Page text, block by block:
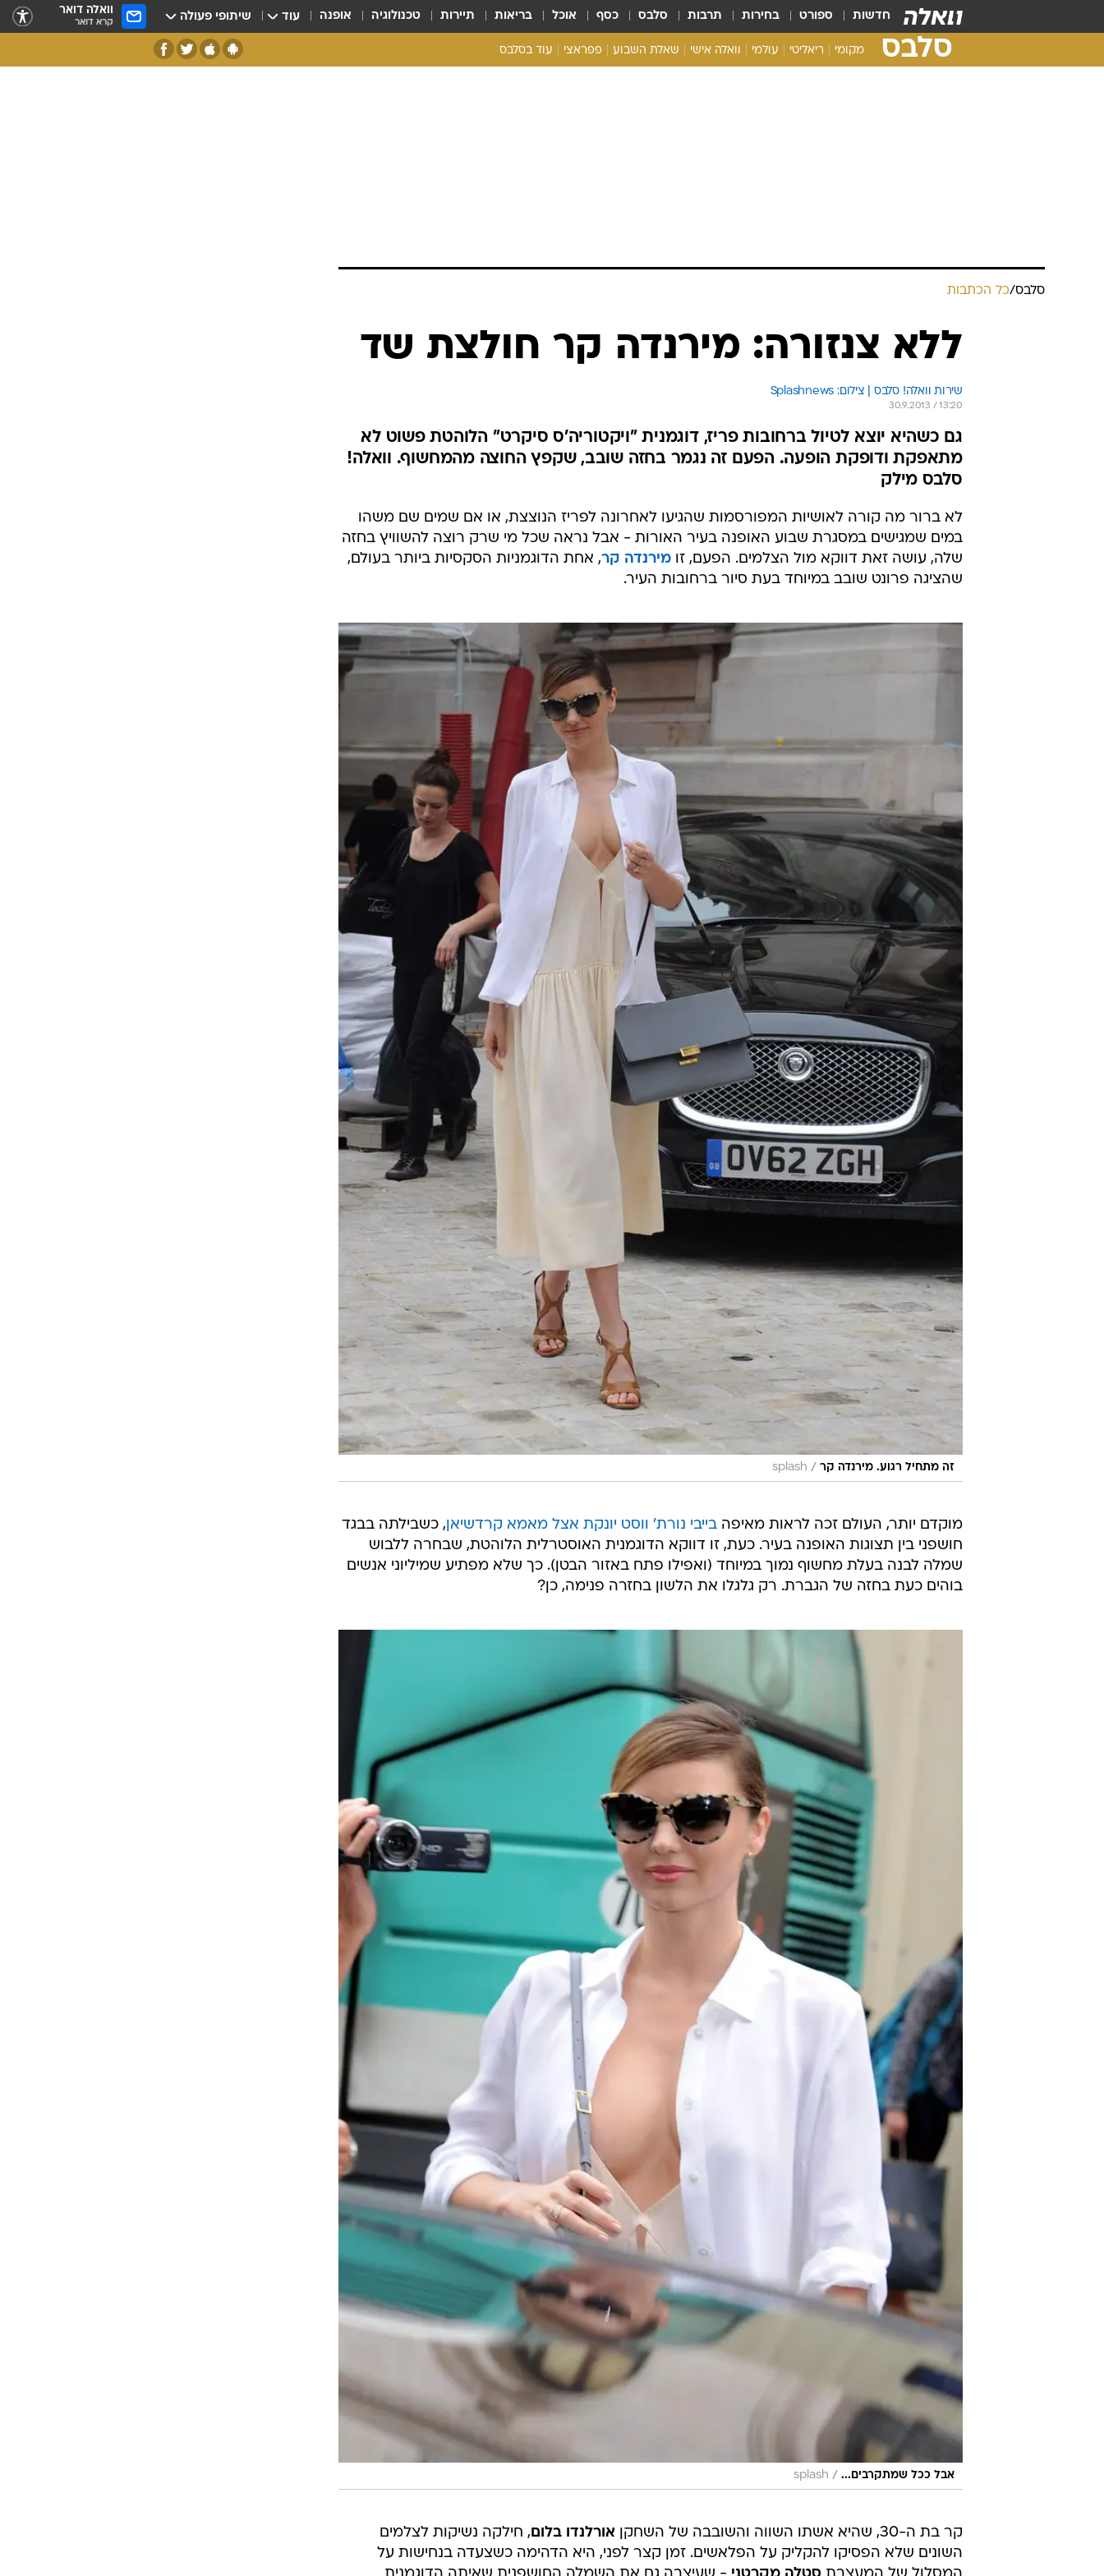
חדשות ספורט בחירות תרבות סלבס כסף אוכל בריאות תיירות טכנולוגיה אופנה עוד שיתופי פעולה וואלה דואר
קרא דואר
סלבס מקומי ריאליטי עולמי וואלה אישי שאלת השבוע פפראצי עוד בסלבס
סלבס/כל הכתבות
ללא צנזורה: מירנדה קר חולצת שד
שירות וואלה! סלבס | צילום: Splashnews
30.9.2013 / 13:20
גם כשהיא יוצא לטיול ברחובות פריז, דוגמנית "ויקטוריה'ס סיקרט" הלוהטת פשוט לא
מתאפקת ודופקת הופעה. הפעם זה נגמר בחזה שובב, שקפץ החוצה מהמחשוף. וואלה!
סלבס מילק
לא ברור מה קורה לאושיות המפורסמות שהגיעו לאחרונה לפריז הנוצצת, או אם שמים שם משהו
במים שמגישים במסגרת שבוע האופנה בעיר האורות - אבל נראה שכל מי שרק רוצה להשוויץ בחזה
שלה, עושה זאת דווקא מול הצלמים. הפעם, זו מירנדה קר, אחת הדוגמניות הסקסיות ביותר בעולם,
שהציגה פרונט שובב במיוחד בעת סיור ברחובות העיר.
זה מתחיל רגוע. מירנדה קר /
splash
מוקדם יותר, העולם זכה לראות מאיפה בייבי נורת' ווסט יונקת אצל מאמא קרדשיאן , כשבילתה בבגד
חושפני בין תצוגות האופנה בעיר. כעת, זו דווקא הדוגמנית האוסטרלית הלוהטת, שבחרה ללבוש
שמלה לבנה בעלת מחשוף נמוך במיוחד (ואפילו פתח באזור הבטן). כך שלא מפתיע שמיליוני אנשים
בוהים כעת בחזה של הגברת. רק גלגלו את הלשון בחזרה פנימה, כן?
אבל ככל שמתקרבים... /
splash
קר בת ה-30, שהיא אשתו השווה והשובבה של השחקן אורלנדו בלום, חילקה נשיקות לצלמים
השונים שלא הפסיקו להקליק על הפלאשים. זמן קצר לפני, היא הדהימה כשצעדה בנחישות על